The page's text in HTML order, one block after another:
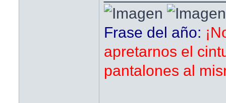
Frase del año:
apretarnos el
pantalones al